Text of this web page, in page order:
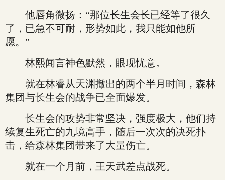
他唇角微扬：“那位长生会长已经等了很久
了，已急不可耐，形势如此，我只能如他所
愿。”
林熙闻言神色默然，眼现忧意。
就在林睿从天渊撤出的两个半月时间，森林
集团与长生会的战争已全面爆发。
长生会的攻势非常坚决，强度极大，他们持
续复生死亡的九境高手，随后一次次的决死扑
击，给森林集团带来了大量伤亡。
就在一个月前，王天武差点战死。